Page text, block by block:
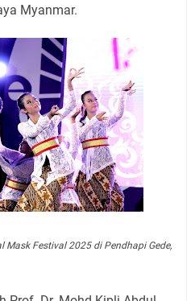
Myanmar.
Festival 2025 di Pendhapi Gede,